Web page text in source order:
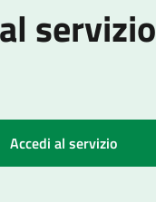
servizio
Accedi al servizio